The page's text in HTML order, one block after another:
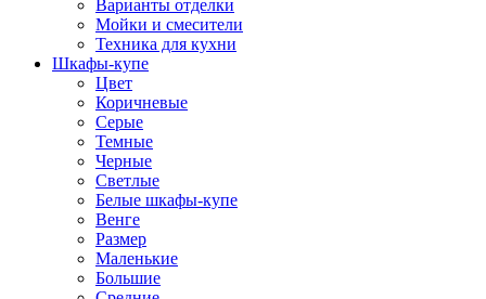
Варианты отделки
Мойки и смесители
Техника для кухни
Шкафы-купе
Цвет
Коричневые
Серые
Темные
Черные
Светлые
Белые шкафы-купе
Венге
Размер
Маленькие
Большие